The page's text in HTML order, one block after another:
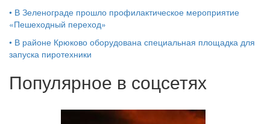
• В Зеленограде прошло профилактическое мероприятие
«Пешеходный переход»
• В районе Крюково оборудована специальная площадка для
запуска пиротехники
Популярное в соцсетях